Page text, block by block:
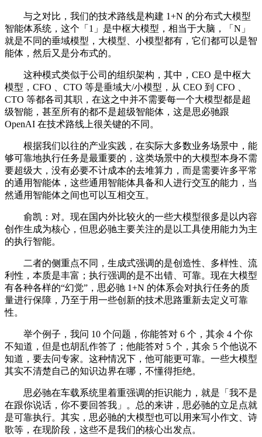
与之对比，我们的技术路线是构建 1+N 的分布式大模型
智能体系统，这个「1」是中枢大模型，相当于大脑，「N」
就是不同的垂域模型，大模型、小模型都有，它们都可以是智
能体，然后又是分布式的。
这种模式类似于公司的组织架构，其中，CEO 是中枢大
模型，CFO 、CTO 等是垂域大/小模型，从 CEO 到 CFO 、
CTO 等都各司其职，在这之中并不需要每一个大模型都是超
级智能，甚至所有的都不是超级智能体，这是思必驰跟
OpenAI 在技术路线上很关键的不同。
根据我们以往的产业实践，在实际大多数业务场景中，能
够可靠地执行任务是最重要的，这类场景中的大模型本身不需
要超级大，没有必要不计成本的去堆算力，而是需要许多平常
的通用智能体，这些通用智能体具备和人进行交互的能力，当
然通用智能体之间也可以互相交互。
俞凯：对。现在国内外比较火的一些大模型很多是以内容
创作生成为核心，但思必驰主要关注的是以工具使用能力为主
的执行智能。
二者的侧重点不同，生成式强调的是创造性、多样性、流
利性，本质是丰富；执行强调的是不出错、可靠。现在大模型
有各种各样的“幻觉”，思必驰 1+N 的体系会对执行任务的质
量进行保障，乃至于用一些创新的技术思路重新去定义可靠
性。
举个例子，我问 10 个问题，你能答对 6 个，其余 4 个你
不知道，但是也胡乱作答了；他能答对 5 个，其余 5 个他说不
知道，要去问专家。这种情况下，他可能更可靠。一些大模型
其实不清楚自己的知识边界在哪，不懂得拒绝。
思必驰在车载系统里着重强调的拒识能力，就是「我不是
在跟你说话，你不要回答我」。总的来讲，思必驰的立足点就
是可靠执行。其实，思必驰的大模型也可以用来写小作文、诗
歌等，在现阶段，这些不是我们的核心出发点。